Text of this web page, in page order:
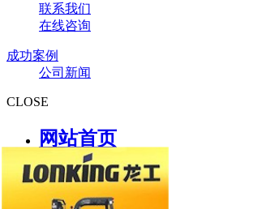
联系我们
在线咨询
成功案例
公司新闻
CLOSE
网站首页
关于我们